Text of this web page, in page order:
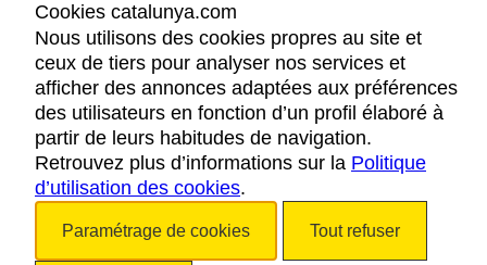
COOKIES
ACCESSIBILITÉ
Copyright © 2026. Tourisme de la Catalogne. Tous droits réservés.
Cookies catalunya.com
Nous utilisons des cookies propres au site et
ceux de tiers pour analyser nos services et
afficher des annonces adaptées aux préférences
des utilisateurs en fonction d’un profil élaboré à
partir de leurs habitudes de navigation.
Retrouvez plus d’informations sur la Politique
d’utilisation des cookies.
Paramétrage de cookies Tout refuser